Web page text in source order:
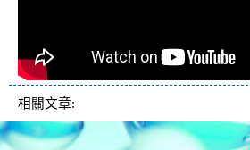
相關文章: